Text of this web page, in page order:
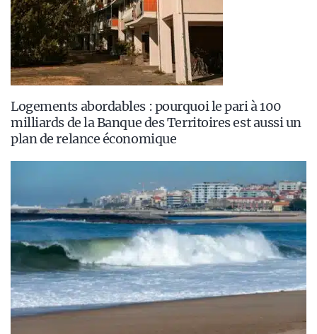
Logements abordables : pourquoi le pari à 100
milliards de la Banque des Territoires est aussi un
plan de relance économique